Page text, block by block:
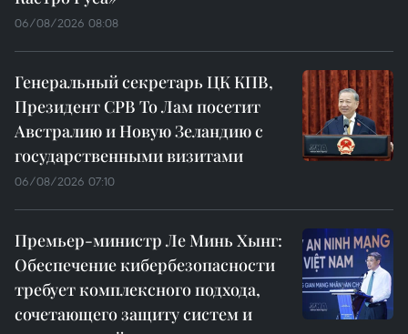
06/08/2026 08:08
Генеральный секретарь ЦК КПВ,
Президент СРВ То Лам посетит
Австралию и Новую Зеландию с
государственными визитами
06/08/2026 07:10
Премьер-министр Ле Минь Хынг:
Обеспечение кибербезопасности
требует комплексного подхода,
сочетающего защиту систем и